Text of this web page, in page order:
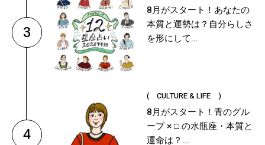
3
8月がスタート！あなたの
本質と運勢は？自分らしさ
を形にして...
4
( CULTURE & LIFE )
8月がスタート！青のグル
ープ × □ の水瓶座・本質と
運命は？...